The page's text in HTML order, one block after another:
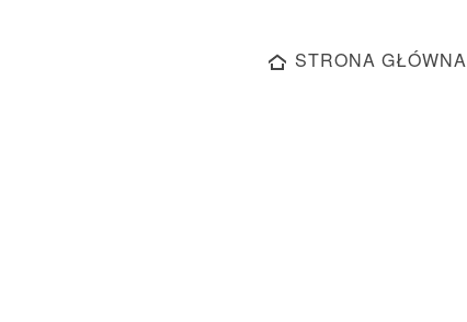
STRONA GŁÓWNA